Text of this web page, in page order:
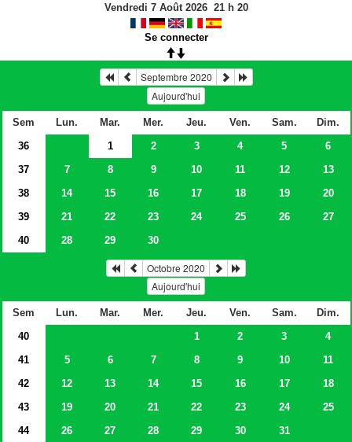
Vendredi 7 Août 2026 21h 20
Se connecter
Septembre 2020
Aujourd'hui
Sem Lun. Mar. Mer. Jeu. Ven. Sam.
Dim.
36
1 2 3 4 5
6
37
7 8 9 10 11 12
13
38
14 15 16 17 18 19
20
39
21 22 23 24 25 26
27
40
28 29 30
Octobre 2020
Aujourd'hui
Sem Lun. Mar. Mer. Jeu. Ven. Sam.
Dim.
40
1 2 3
4
41
5 6 7 8 9 10
11
42
12 13 14 15 16 17
18
43
19 20 21 22 23 24
25
44
26 27 28 29 30 31